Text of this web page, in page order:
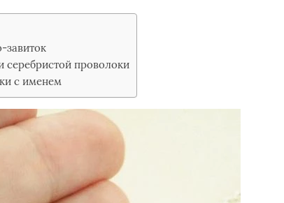
завиток
серебристой проволоки
с именем